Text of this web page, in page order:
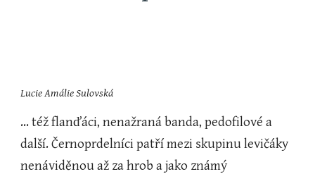
Lucie Amálie Sulovská
... též flanďáci, nenažraná banda, pedofilové a
další. Černoprdelníci patří mezi skupinu levičáky
nenáviděnou až za hrob a jako známý